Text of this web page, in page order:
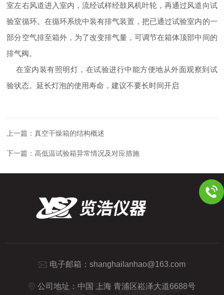
室左右风道进入室内，流经试样经鼓风机叶轮，再通过风道向试
验室循环。在循环系统中装有排气装置，把已通过试验室内的一
部分空气排至箱外，为了改变排气量，可调节在箱体顶部中间的
排气阀。
在室内装有照明灯，在试验进行中能方便地从外面观察到试
验状态。延长灯泡的使用寿命，建议不要长时间开启
上一篇：真空干燥箱的结构概述
下一篇：高低温试验箱异常情况及对应措施
电子邮箱： shanghailanhao@163.com
公司地址：中国 上海 青浦区崧泽大道6688号